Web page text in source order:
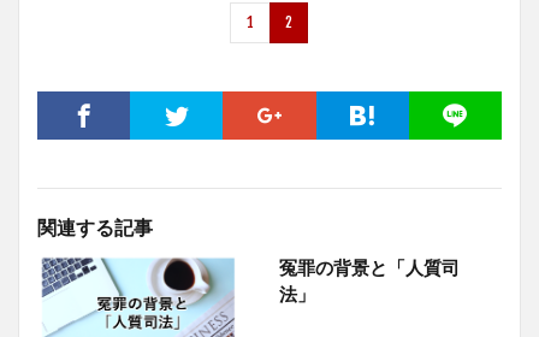
1 2
関連する記事
冤罪の背景と「人質司
法」